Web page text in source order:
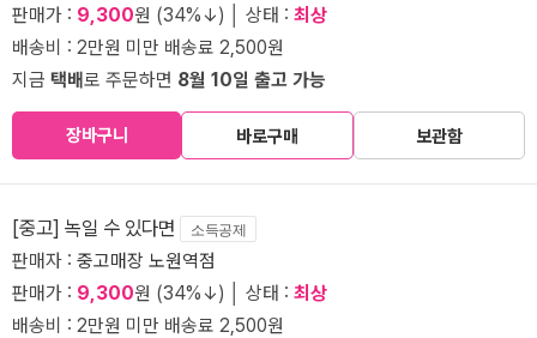
판매가 : 9,300원 (34%↓) │ 상태 : 최상
배송비 : 2만원 미만 배송료 2,500원
지금 택배로 주문하면 8월 10일 출고 가능
장바구니 바로구매 보관함
[중고] 녹일 수 있다면 소득공제
판매자 : 중고매장 노원역점
판매가 : 9,300원 (34%↓) │ 상태 : 최상
배송비 : 2만원 미만 배송료 2,500원